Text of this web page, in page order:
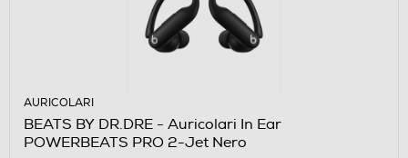
AURICOLARI
BEATS BY DR.DRE - Auricolari In Ear
POWERBEATS PRO 2-Jet Nero